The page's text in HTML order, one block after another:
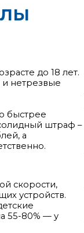
до 18 лет.
и нетрезвые
быстрее
штраф –
а
скорости,
устройств.
55-80% — у